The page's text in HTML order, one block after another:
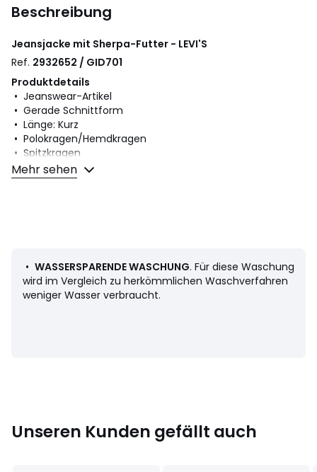
Beschreibung
Jeansjacke mit Sherpa-Futter - LEVI'S
Ref. 2932652 / GID701
Produktdetails
• Jeanswear-Artikel
• Gerade Schnittform
• Länge: Kurz
• Polokragen/Hemdkragen
• Spitzkragen
• Standard Fit
• Gefüttert mit Bouclé-Sherpa-Fleece
Mehr sehen
• WASSERSPARENDE WASCHUNG. Für diese Waschung
wird im Vergleich zu herkömmlichen Waschverfahren
weniger Wasser verbraucht.
Unseren Kunden gefällt auch